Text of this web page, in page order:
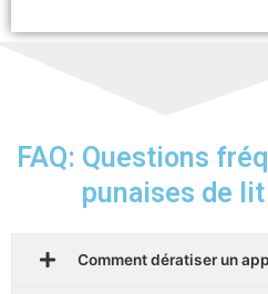
FAQ: Questions
punaises de
Comment dératiser un